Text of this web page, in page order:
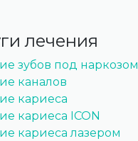
лечения
зубов под наркозом
каналов
кариеса
кариеса ICON
кариеса лазером